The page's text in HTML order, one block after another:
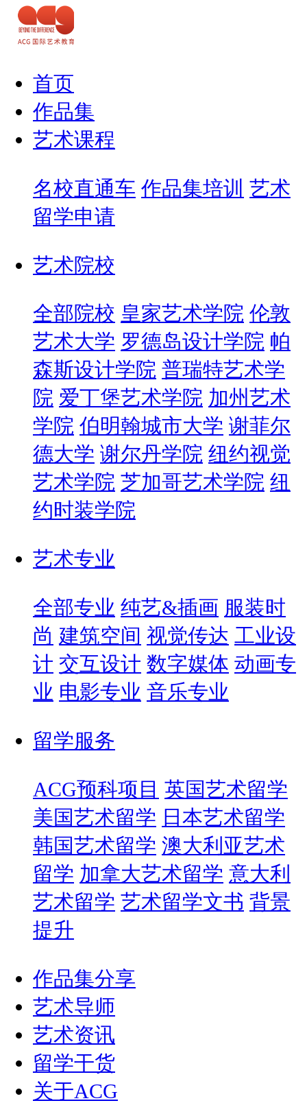
首页
作品集
艺术课程
名校直通车 作品集培训 艺术
留学申请
艺术院校
全部院校 皇家艺术学院 伦敦
艺术大学 罗德岛设计学院 帕
森斯设计学院 普瑞特艺术学
院 爱丁堡艺术学院 加州艺术
学院 伯明翰城市大学 谢菲尔
德大学 谢尔丹学院 纽约视觉
艺术学院 芝加哥艺术学院 纽
约时装学院
艺术专业
全部专业 纯艺&插画 服装时
尚 建筑空间 视觉传达 工业设
计 交互设计 数字媒体 动画专
业 电影专业 音乐专业
留学服务
ACG预科项目 英国艺术留学
美国艺术留学 日本艺术留学
韩国艺术留学 澳大利亚艺术
留学 加拿大艺术留学 意大利
艺术留学 艺术留学文书 背景
提升
作品集分享
艺术导师
艺术资讯
留学干货
关于ACG